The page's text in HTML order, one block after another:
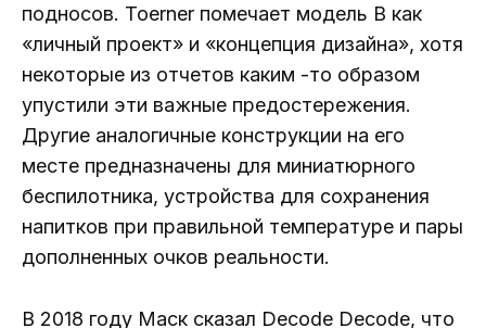
подносов. Toerner помечает модель B как
«личный проект» и «концепция дизайна», хотя
некоторые из отчетов каким -то образом
упустили эти важные предостережения.
Другие аналогичные конструкции на его
месте предназначены для миниатюрного
беспилотника, устройства для сохранения
напитков при правильной температуре и пары
дополненных очков реальности.
В 2018 году Маск сказал Decode Decode, что